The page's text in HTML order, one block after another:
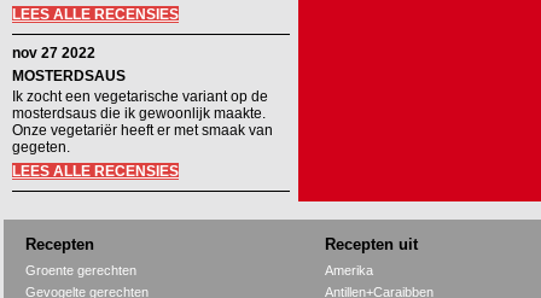
LEES ALLE RECENSIES
nov 27 2022
MOSTERDSAUS
Ik zocht een vegetarische variant op de
mosterdsaus die ik gewoonlijk maakte.
Onze vegetariër heeft er met smaak van
gegeten.
LEES ALLE RECENSIES
Recepten Recepten uit
Groente gerechten
Gevogelte gerechten
Amerika
Antillen+Caraibben